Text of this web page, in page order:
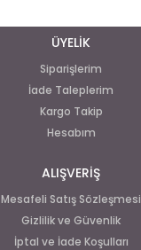
ÜYELİK
Siparişlerim
İade Taleplerim
Kargo Takip
Hesabım
ALIŞVERİŞ
Mesafeli Satış Sözleşmesi
Gizlilik ve Güvenlik
İptal ve İade Koşulları